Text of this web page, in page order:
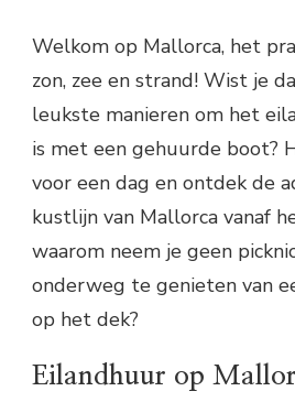
Welkom op Mallorca, het
zon, zee en strand! Wist je
leukste manieren om het
is met een gehuurde boot?
voor een dag en ontdek de
kustlijn van Mallorca vanaf
waarom neem je geen
onderweg te genieten van
op het dek?
Eilandhuur op